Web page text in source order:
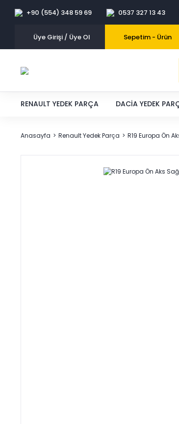
+90 (554) 348 59 69 0537 327 13 43
Üye Girişi / Üye Ol Sepetim - Ürün
RENAULT YEDEK PARÇA DACIA YEDEK
Anasayfa Renault Yedek Parça R19 Europa Ön